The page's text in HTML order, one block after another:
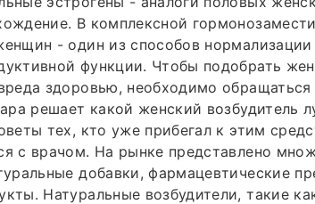
В комплексной
- один из способов
функции. Чтобы подобрать
здоровью, необходимо обращаться
решает какой женский возбудитель
тех, кто уже прибегал к этим
с врачом. На рынке представлено
добавки, фармацевтические
Натуральные возбудители, такие